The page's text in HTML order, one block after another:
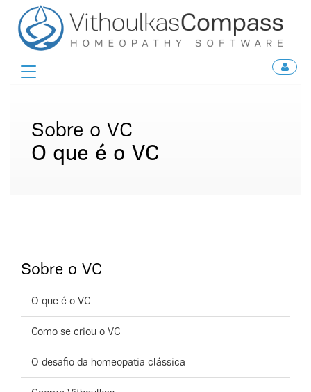
Toggle
Sobre o VC
O que é o VC
Sobre o VC
O que é o VC
Como se criou o VC
O desafio da homeopatia clássica